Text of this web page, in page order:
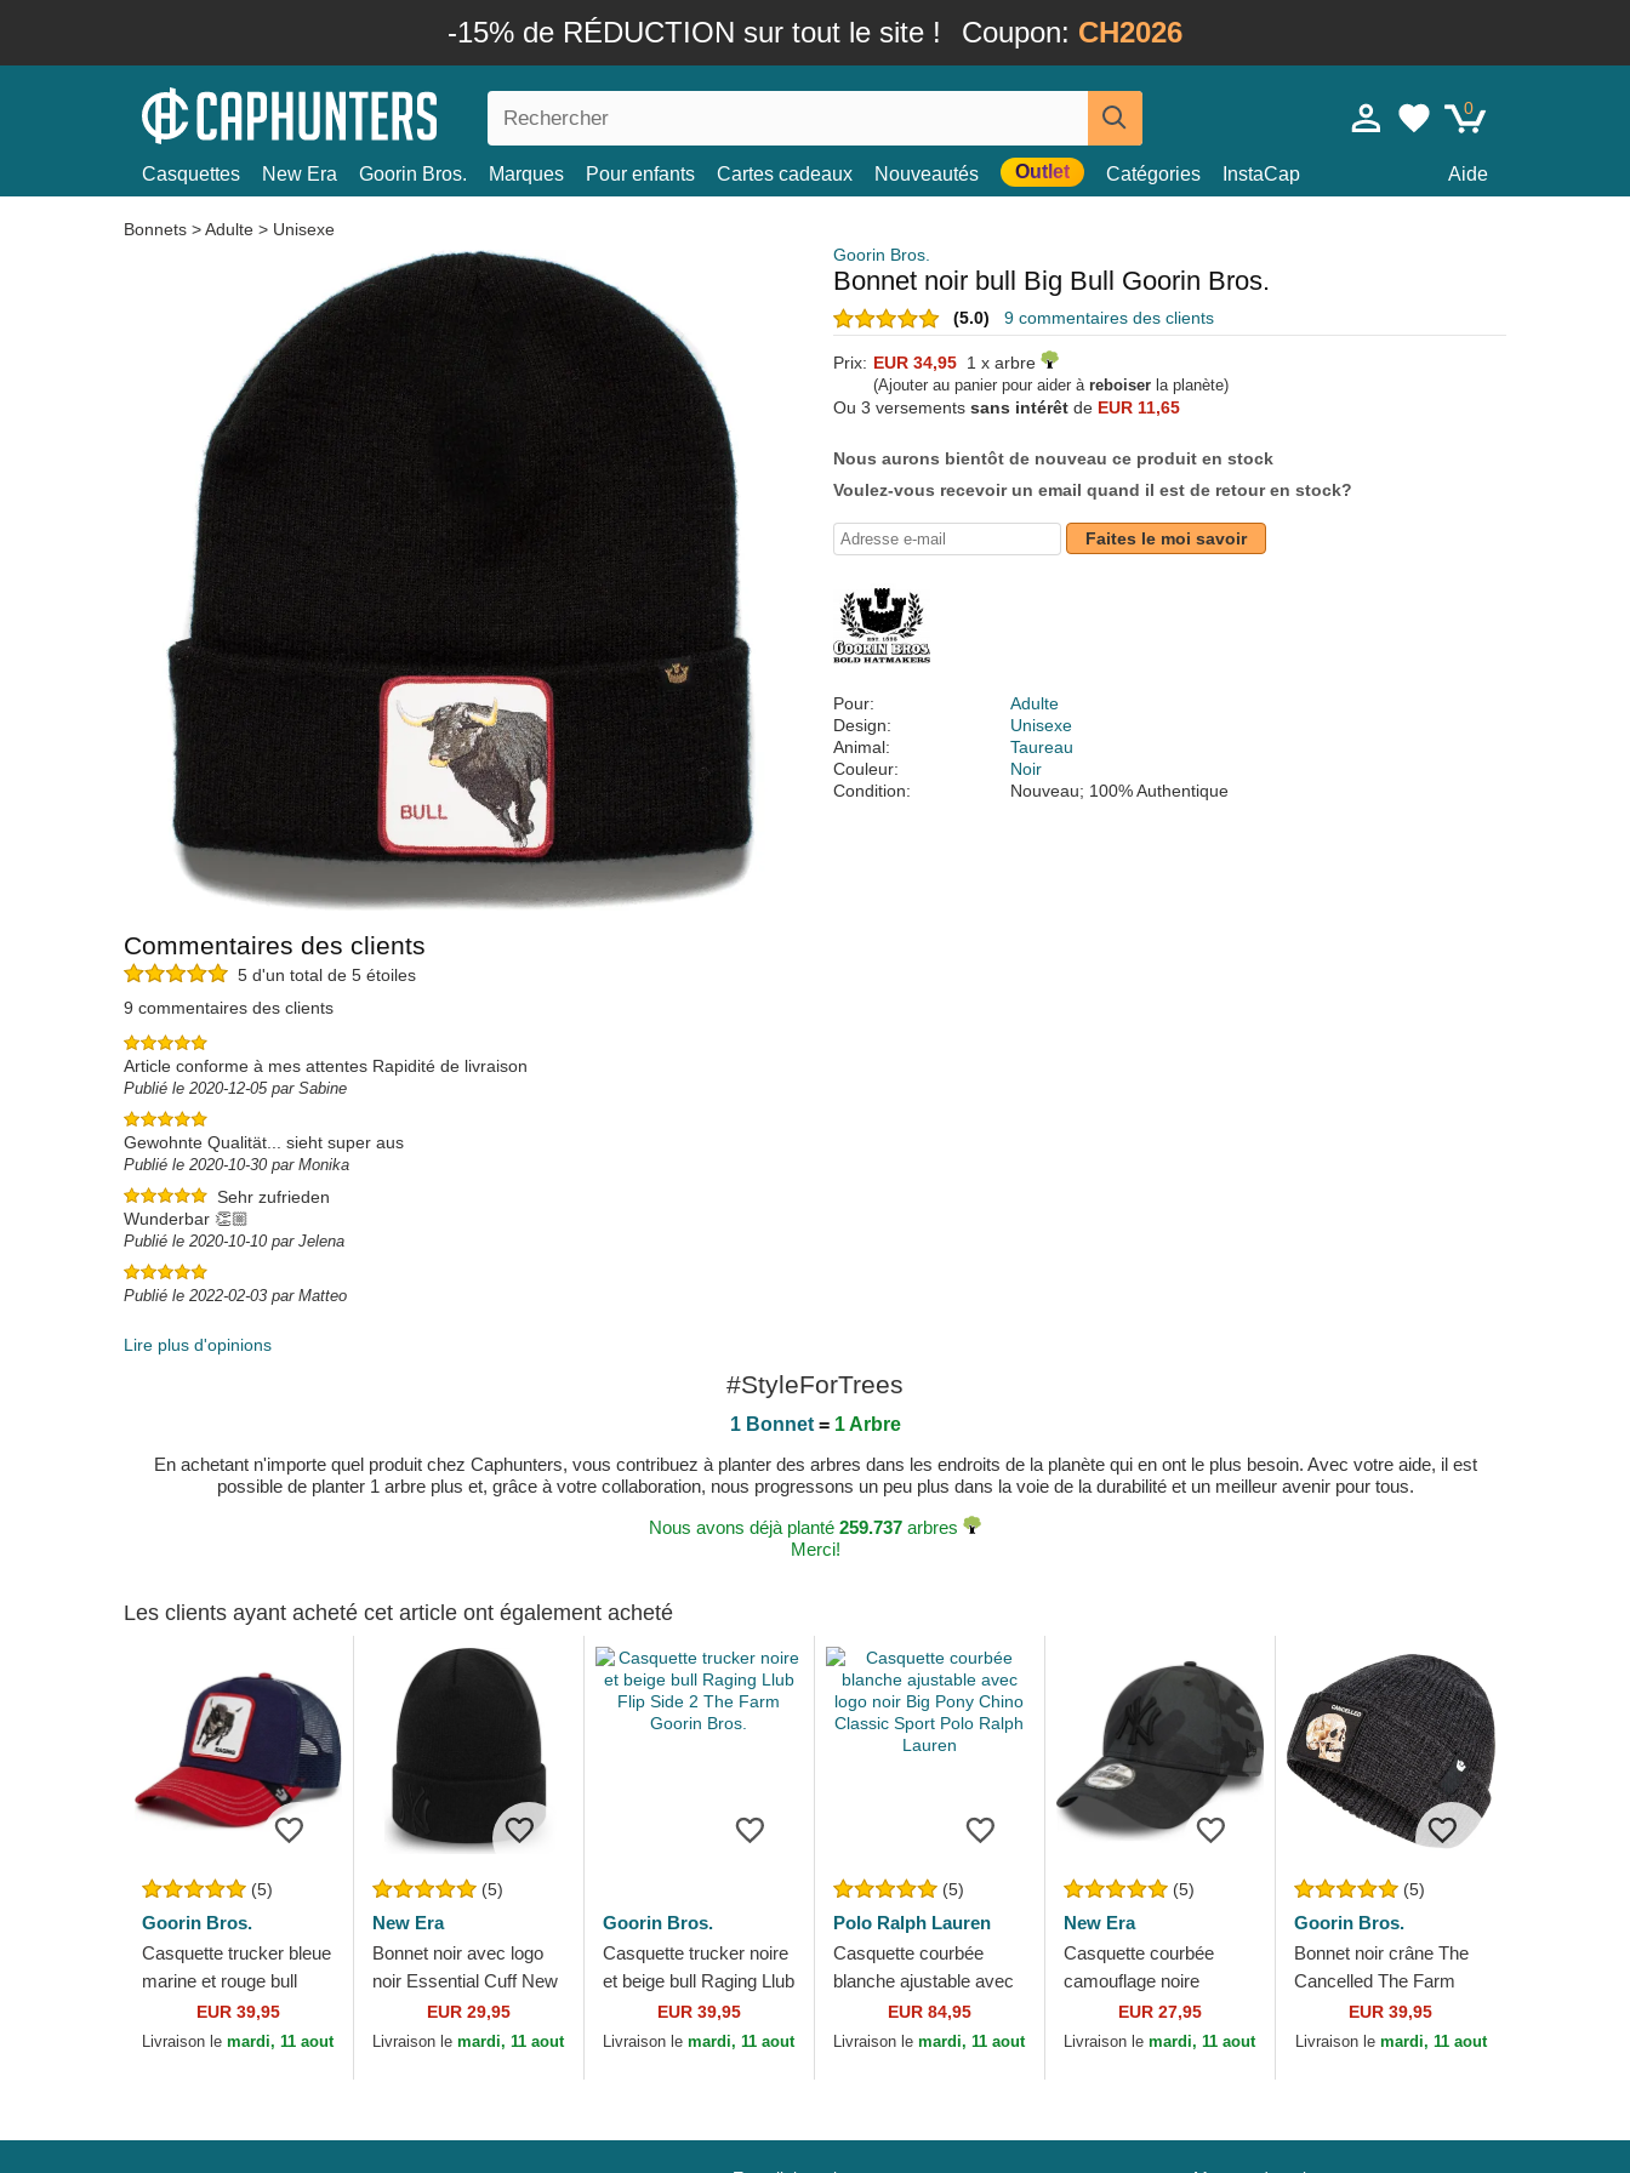
-15% de RÉDUCTION sur tout le site ! Coupon: CH2026
0
Casquettes New Era Goorin Bros. Marques Pour enfants Cartes cadeaux Nouveautés Outlet Catégories InstaCap Aide
Bonnets >Adulte > Unisexe
Goorin Bros.
Bonnet noir bull Big Bull Goorin Bros.
(5.0) 9 commentaires des clients
Prix: EUR 34,95 1 x arbre
(Ajouter au panier pour aider à reboiser la planète)
Ou 3 versements sans intérêt de EUR 11,65
Nous aurons bientôt de nouveau ce produit en stock
Voulez-vous recevoir un email quand il est de retour en stock?
Faites le moi savoir
Pour:
Adulte
Design:
Unisexe
Animal:
Taureau
Couleur:
Noir
Condition:
Nouveau; 100% Authentique
Commentaires des clients
5 d'un total de 5 étoiles
9 commentaires des clients
Article conforme à mes attentes Rapidité de livraison
Publié le 2020-12-05 par Sabine
Gewohnte Qualität... sieht super aus
Publié le 2020-10-30 par Monika
Sehr zufrieden
Wunderbar 👏🏼
Publié le 2020-10-10 par Jelena
Publié le 2022-02-03 par Matteo
Lire plus d'opinions
#StyleForTrees
1 Bonnet= 1 Arbre
En achetant n'importe quel produit chez Caphunters, vous contribuez à planter des arbres dans les endroits de la planète qui en ont le plus besoin. Avec votre aide, il est
possible de planter 1 arbre plus et, grâce à votre collaboration, nous progressons un peu plus dans la voie de la durabilité et un meilleur avenir pour tous.
Nous avons déjà planté 259.737 arbres
Merci!
Les clients ayant acheté cet article ont également acheté
(5)
Goorin Bros.
Casquette trucker bleue
marine et rouge bull
Raging Bull Fab Farm
Goorin Bros.
EUR 39,95
Livraison lemardi, 11 aout
(5)
New Era
Bonnet noir avec logo
noir Essential Cuff New
York Yankees MLB
New Era
EUR 29,95
Livraison lemardi, 11 aout
Goorin Bros.
Casquette trucker noire
et beige bull Raging Llub
Flip Side 2 The Farm
Goorin Bros.
EUR 39,95
Livraison lemardi, 11 aout
(5)
Polo Ralph Lauren
Casquette courbée
blanche ajustable avec
logo noir Big Pony
Chino Classic Sport
EUR 84,95
Livraison lemardi, 11 aout
(5)
New Era
Casquette courbée
camouflage noire
ajustable avec logo noir
9FORTY League
EUR 27,95
Livraison lemardi, 11 aout
(5)
Goorin Bros.
Bonnet noir crâne The
Cancelled The Farm
Goorin Bros.
EUR 39,95
Livraison le mardi, 11 aout